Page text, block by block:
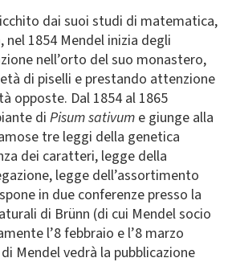
dai suoi studi di matematica,
1854 Mendel inizia degli
nell’orto del suo monastero,
di piselli e prestando attenzione
opposte. Dal 1854 al 1865
di Pisum sativum e giunge alla
tre leggi della genetica
dei caratteri, legge della
legge dell’assortimento
in due conferenze presso la
di Brünn (di cui Mendel socio
l’8 febbraio e l’8 marzo
Mendel vedrà la pubblicazione